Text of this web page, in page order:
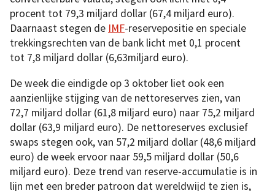
procent tot 79,3 miljard dollar (67,4 miljard euro).
Daarnaast stegen de IMF-reservepositie en speciale
trekkingsrechten van de bank licht met 0,1 procent
tot 7,8 miljard dollar (6,63miljard euro).
De week die eindigde op 3 oktober liet ook een
aanzienlijke stijging van de nettoreserves zien, van
72,7 miljard dollar (61,8 miljard euro) naar 75,2 miljard
dollar (63,9 miljard euro). De nettoreserves exclusief
swaps stegen ook, van 57,2 miljard dollar (48,6 miljard
euro) de week ervoor naar 59,5 miljard dollar (50,6
miljard euro). Deze trend van reserve-accumulatie is in
lijn met een breder patroon dat wereldwijd te zien is,